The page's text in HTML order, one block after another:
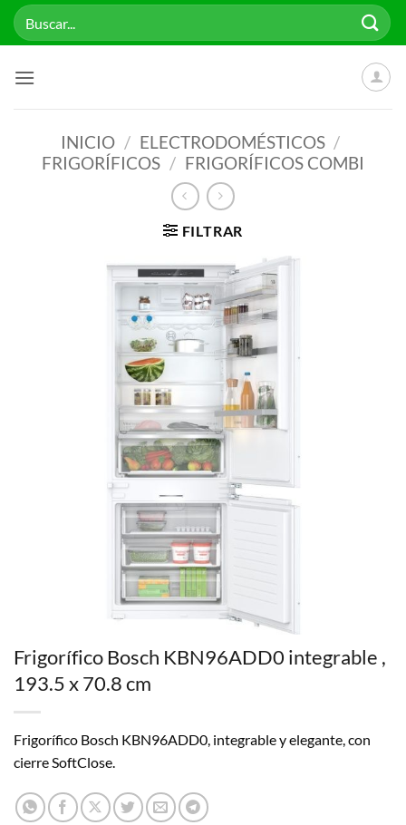
Saltar
Buscar
por:
INICIO / ELECTRODOMÉSTICOS /
FRIGORÍFICOS / FRIGORÍFICOS COMBI
FILTRAR
Frigorífico Bosch KBN96ADD0 integrable ,
193.5 x 70.8 cm
Frigorífico Bosch KBN96ADD0, integrable y elegante, con
cierre SoftClose.